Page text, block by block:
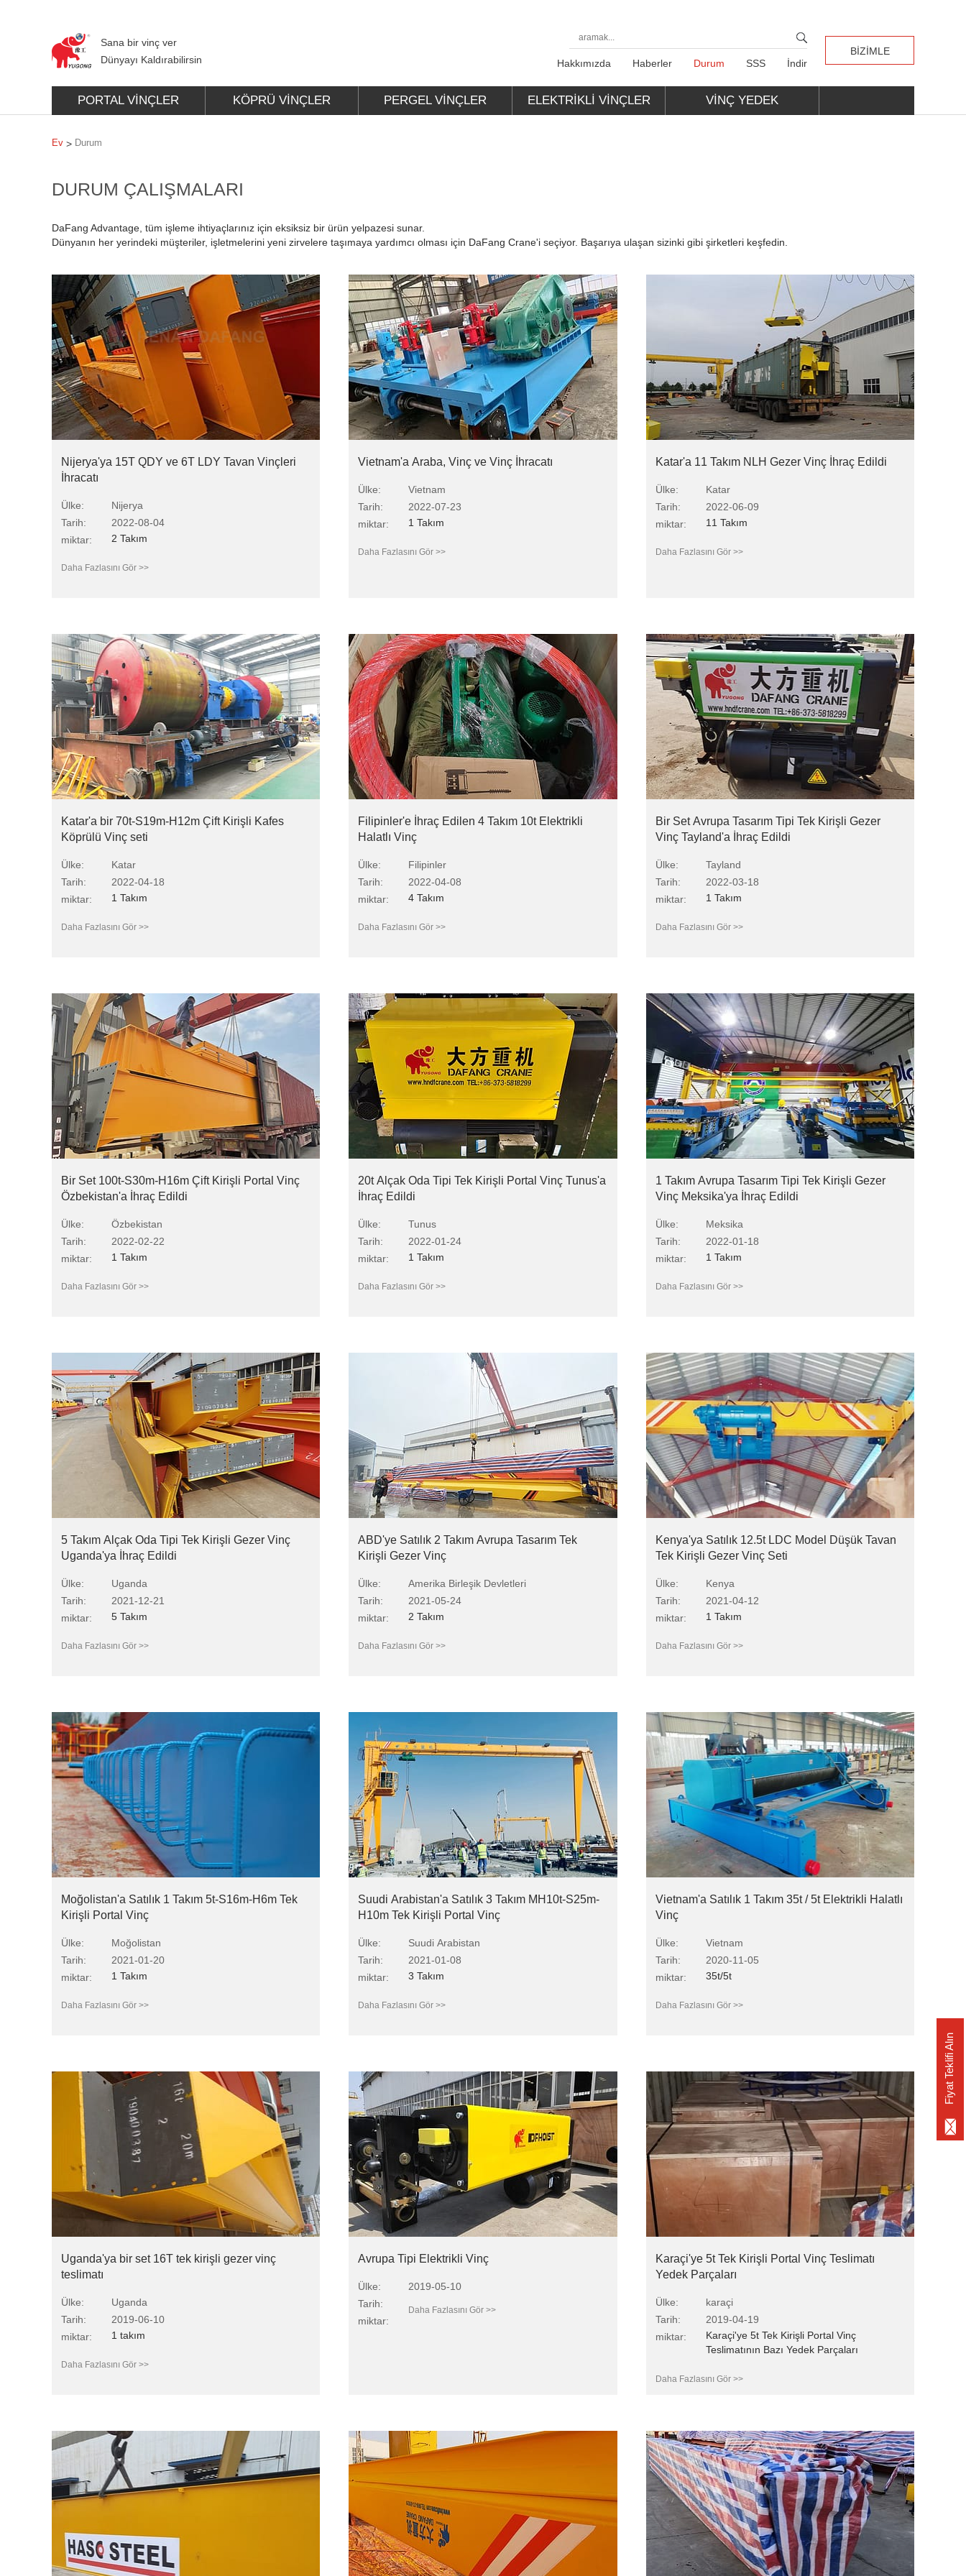
Sana bir vinç ver
Dünyayı Kaldırabilirsin
BIZIMLE
Hakkımızda Haberler Durum SSS İndir
PORTAL VINÇLER KÖPRÜ VINÇLER PERGEL VINÇLER ELEKTRIKLI VINÇLER VINÇ YEDEK
Ev > Durum
DURUM ÇALIŞMALARI
DaFang Advantage, tüm işleme ihtiyaçlarınız için eksiksiz bir ürün yelpazesi sunar.
Dünyanın her yerindeki müşteriler, işletmelerini yeni zirvelere taşımaya yardımcı olması için DaFang Crane'i seçiyor. Başarıya ulaşan sizinki gibi şirketleri keşfedin.
Nijerya'ya 15T QDY ve 6T LDY Tavan Vinçleri
İhracatı
Ülke:
Nijerya
Tarih:
2022-08-04
miktar:
2 Takım
Daha Fazlasını Gör >>
Vietnam'a Araba, Vinç ve Vinç İhracatı
Ülke:
Vietnam
Tarih:
2022-07-23
miktar:
1 Takım
Daha Fazlasını Gör >>
Katar'a 11 Takım NLH Gezer Vinç İhraç Edildi
Ülke:
Katar
Tarih:
2022-06-09
miktar:
11 Takım
Daha Fazlasını Gör >>
Katar'a bir 70t-S19m-H12m Çift Kirişli Kafes
Köprülü Vinç seti
Ülke:
Katar
Tarih:
2022-04-18
miktar:
1 Takım
Daha Fazlasını Gör >>
Filipinler'e İhraç Edilen 4 Takım 10t Elektrikli
Halatlı Vinç
Ülke:
Filipinler
Tarih:
2022-04-08
miktar:
4 Takım
Daha Fazlasını Gör >>
Bir Set Avrupa Tasarım Tipi Tek Kirişli Gezer
Vinç Tayland'a İhraç Edildi
Ülke:
Tayland
Tarih:
2022-03-18
miktar:
1 Takım
Daha Fazlasını Gör >>
Bir Set 100t-S30m-H16m Çift Kirişli Portal Vinç
Özbekistan'a İhraç Edildi
Ülke:
Özbekistan
Tarih:
2022-02-22
miktar:
1 Takım
Daha Fazlasını Gör >>
20t Alçak Oda Tipi Tek Kirişli Portal Vinç Tunus'a
İhraç Edildi
Ülke:
Tunus
Tarih:
2022-01-24
miktar:
1 Takım
Daha Fazlasını Gör >>
1 Takım Avrupa Tasarım Tipi Tek Kirişli Gezer
Vinç Meksika'ya İhraç Edildi
Ülke:
Meksika
Tarih:
2022-01-18
miktar:
1 Takım
Daha Fazlasını Gör >>
5 Takım Alçak Oda Tipi Tek Kirişli Gezer Vinç
Uganda'ya İhraç Edildi
Ülke:
Uganda
Tarih:
2021-12-21
miktar:
5 Takım
Daha Fazlasını Gör >>
ABD'ye Satılık 2 Takım Avrupa Tasarım Tek
Kirişli Gezer Vinç
Ülke:
Amerika Birleşik Devletleri
Tarih:
2021-05-24
miktar:
2 Takım
Daha Fazlasını Gör >>
Kenya'ya Satılık 12.5t LDC Model Düşük Tavan
Tek Kirişli Gezer Vinç Seti
Ülke:
Kenya
Tarih:
2021-04-12
miktar:
1 Takım
Daha Fazlasını Gör >>
Moğolistan'a Satılık 1 Takım 5t-S16m-H6m Tek
Kirişli Portal Vinç
Ülke:
Moğolistan
Tarih:
2021-01-20
miktar:
1 Takım
Daha Fazlasını Gör >>
Suudi Arabistan'a Satılık 3 Takım MH10t-S25m-
H10m Tek Kirişli Portal Vinç
Ülke:
Suudi Arabistan
Tarih:
2021-01-08
miktar:
3 Takım
Daha Fazlasını Gör >>
Vietnam'a Satılık 1 Takım 35t / 5t Elektrikli Halatlı
Vinç
Ülke:
Vietnam
Tarih:
2020-11-05
miktar:
35t/5t
Daha Fazlasını Gör >>
Uganda'ya bir set 16T tek kirişli gezer vinç
teslimatı
Ülke:
Uganda
Tarih:
2019-06-10
miktar:
1 takım
Daha Fazlasını Gör >>
Avrupa Tipi Elektrikli Vinç
Ülke:
Tarih:
2019-05-10
miktar:
Daha Fazlasını Gör >>
Karaçi'ye 5t Tek Kirişli Portal Vinç Teslimatı
Yedek Parçaları
Ülke:
karaçi
Tarih:
2019-04-19
miktar:
Karaçi'ye 5t Tek Kirişli Portal Vinç
Teslimatının Bazı Yedek Parçaları
Daha Fazlasını Gör >>
Fiyat Teklifi Alın